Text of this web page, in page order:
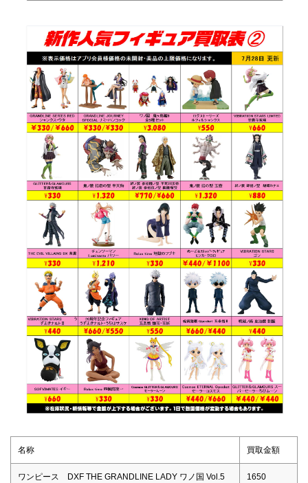
名称 買取金額
ワンピース DXF THE GRANDLINE LADY ワノ国 Vol.5
1650